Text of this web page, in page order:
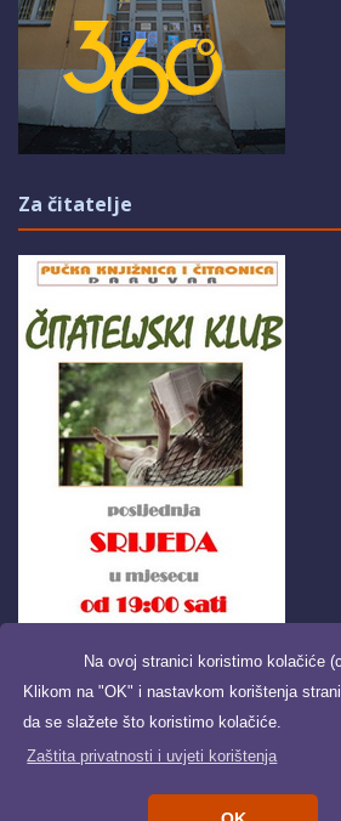
Na ovoj stranici koristimo kolačiće
Klikom na "OK" i nastavkom korištenja
da se slažete što koristimo kolačiće.
Zaštita privatnosti i uvjeti korištenja
Za čitatelje
Copyright ©2026. Pučka knjižnica
| Powered by